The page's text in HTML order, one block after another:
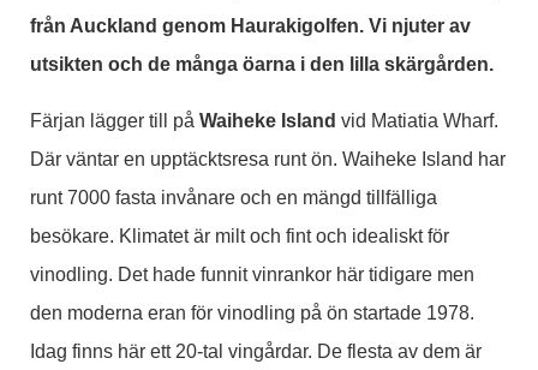
från Auckland genom Haurakigolfen. Vi njuter av
utsikten och de många öarna i den lilla skärgården.
Färjan lägger till på Waiheke Island vid Matiatia Wharf.
Där väntar en upptäcktsresa runt ön. Waiheke Island har
runt 7000 fasta invånare och en mängd tillfälliga
besökare. Klimatet är milt och fint och idealiskt för
vinodling. Det hade funnit vinrankor här tidigare men
den moderna eran för vinodling på ön startade 1978.
Idag finns här ett 20-tal vingårdar. De flesta av dem är